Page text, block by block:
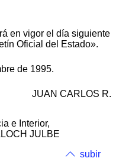
en vigor el día siguiente
Oficial del Estado».
de 1995.
JUAN CARLOS R.
e Interior,
JULBE
subir